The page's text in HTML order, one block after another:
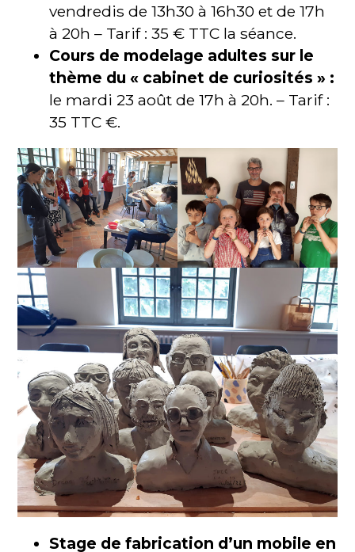
vendredis de 13h30 à 16h30 et de 17h
à 20h – Tarif : 35 € TTC la séance.
Cours de modelage adultes sur le
thème du « cabinet de curiosités » :
le mardi 23 août de 17h à 20h. – Tarif :
35 TTC €.
Stage de fabrication d’un mobile en